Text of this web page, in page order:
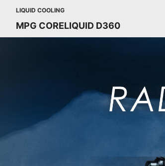
LIQUID COOLING
MPG CORELIQUID D360